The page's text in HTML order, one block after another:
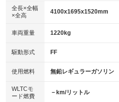
：装備なし
パワーウィンドウ
アイドリングストップ
：装備あり
USB入力端子
：装備なし
100V電源
：装備なし
センターデフロック
：装備なし
：装備あり
革シート
キーレス
HID(キセノンライト)
：装備なし
バックカメラ
：装備なし
エアロ
：装備なし
全長×全幅
×全高
4100x1695x1520mm
車両重量 1220kg
駆動形式 FF
使用燃料 無鉛レギュラーガソリン
WLTCモ
ード燃費
－km/リットル